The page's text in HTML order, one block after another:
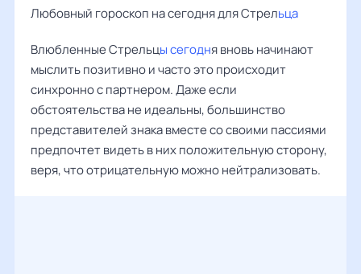
Любовный гороскоп на сегодня для Стрельца
Влюбленные Стрельцы сегодня вновь начинают
мыслить позитивно и часто это происходит
синхронно с партнером. Даже если
обстоятельства не идеальны, большинство
представителей знака вместе со своими пассиями
предпочтет видеть в них положительную сторону,
веря, что отрицательную можно нейтрализовать.